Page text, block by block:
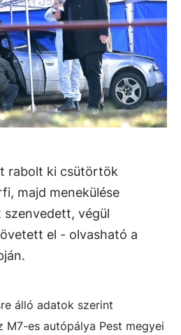
rabolt ki csütörtök
majd menekülése
szenvedett, végül
el - olvasható a
álló adatok szerint
M7-es autópálya Pest megyei